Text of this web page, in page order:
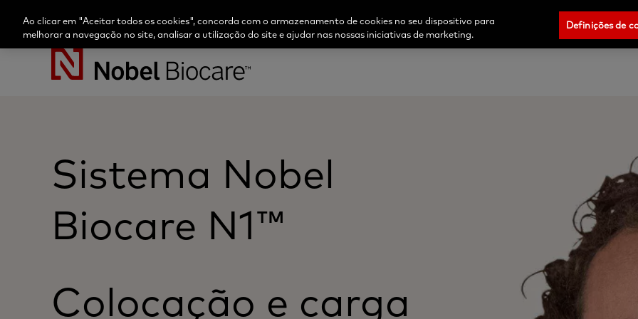
Comprar agora Iniciar sessão/
Sistema Nobel
Biocare N1™
Colocação e carga
Ao clicar em "Aceitar todos os cookies", concorda com o armazenamento de cookies no seu dispositivo para
melhorar a navegação no site, analisar a utilização do site e ajudar nas nossas iniciativas de marketing.
Definições de